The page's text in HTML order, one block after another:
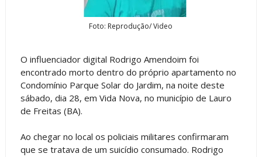
Foto: Reprodução/ Video
O influenciador digital Rodrigo Amendoim foi
encontrado morto dentro do próprio apartamento no
Condomínio Parque Solar do Jardim, na noite deste
sábado, dia 28, em Vida Nova, no município de Lauro
de Freitas (BA).
Ao chegar no local os policiais militares confirmaram
que se tratava de um suicídio consumado. Rodrigo